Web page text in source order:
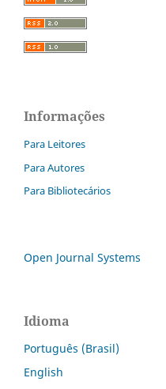
Informações
Para Leitores
Para Autores
Para Bibliotecários
Open Journal Systems
Idioma
Português (Brasil)
English